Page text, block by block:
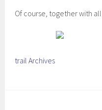
Of course, together with
trail Archives